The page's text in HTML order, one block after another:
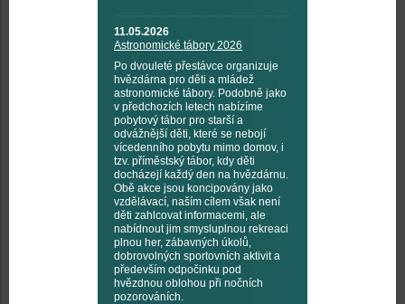
11.05.2026
Astronomické tábory 2026
Po dvouleté přestávce organizuje
hvězdárna pro děti a mládež
astronomické tábory. Podobně jako
v předchozích letech nabízíme
pobytový tábor pro starší a
odvážnější děti, které se nebojí
vícedenního pobytu mimo domov, i
tzv. příměstský tábor, kdy děti
docházejí každý den na hvězdárnu.
Obě akce jsou koncipovány jako
vzdělávací, naším cílem však není
děti zahlcovat informacemi, ale
nabídnout jim smysluplnou rekreaci
plnou her, zábavných úkolů,
dobrovolných sportovních aktivit a
především odpočinku pod
hvězdnou oblohou při nočních
pozorováních.